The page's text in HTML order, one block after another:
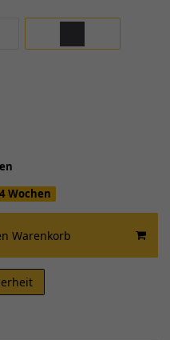
Wochen
Warenkorb